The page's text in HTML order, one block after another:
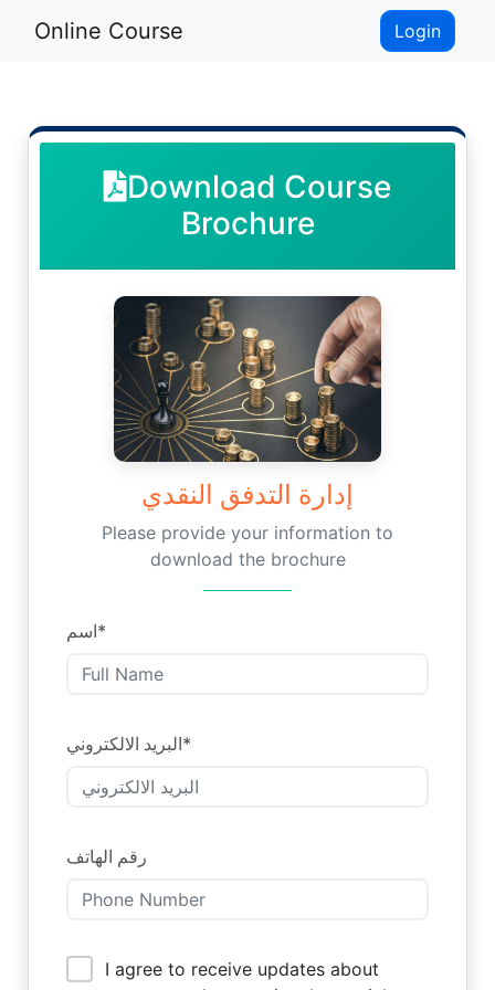
Online Course Login
Download Course
Brochure
إدارة التدفق النقدي
Please provide your information to
download the brochure
اسم*
البريد الالكتروني*
رقم الهاتف
I agree to receive updates about